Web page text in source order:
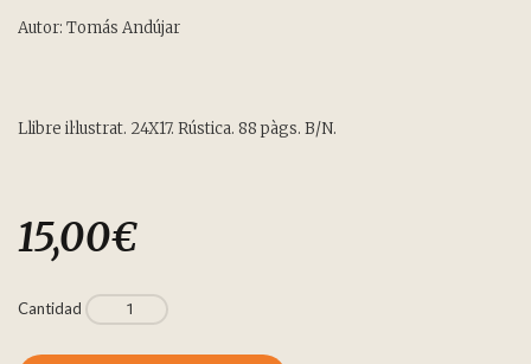
Autor: Tomás Andújar
Llibre il·lustrat. 24X17. Rústica. 88 pàgs. B/N.
15,00€
Cantidad